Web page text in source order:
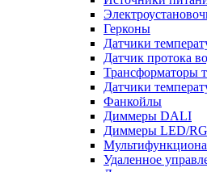
Герконы
Датчики
Датчик протока
Трансформаторы
Датчики
Фанкойлы
Диммеры DALI
Диммеры LED/
Удаленное